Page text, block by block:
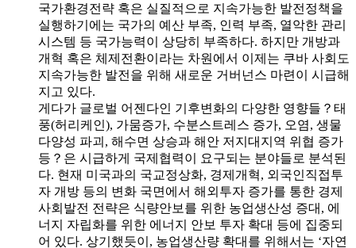
국가환경전략 혹은 실질적으로 지속가능한 발전정책을
실행하기에는 국가의 예산 부족, 인력 부족, 열악한 관리
시스템 등 국가능력이 상당히 부족하다. 하지만 개방과
개혁 혹은 체제전환이라는 차원에서 이제는 쿠바 사회도
지속가능한 발전을 위해 새로운 거버넌스 마련이 시급해
지고 있다.
게다가 글로벌 어젠다인 기후변화의 다양한 영향들？태
풍(허리케인), 가뭄증가, 수분스트레스 증가, 오염, 생물
다양성 파괴, 해수면 상승과 해안 저지대지역 위협 증가
등？은 시급하게 국제협력이 요구되는 분야들로 분석된
다. 현재 미국과의 국교정상화, 경제개혁, 외국인직접투
자 개방 등의 변화 국면에서 해외투자 증가를 통한 경제
사회발전 전략은 식량안보를 위한 농업생산성 증대, 에
너지 자립화를 위한 에너지 안보 투자 확대 등에 집중되
어 있다. 상기했듯이, 농업생산량 확대를 위해서는 ‘자연